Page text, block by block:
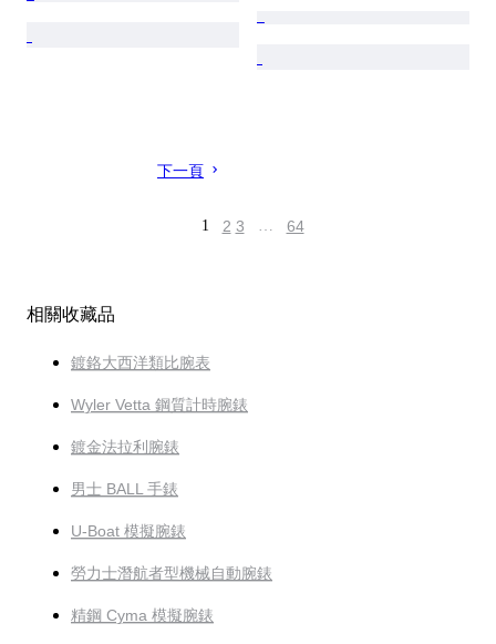
下一頁
1 2 3 … 64
相關收藏品
鍍鉻大西洋類比腕表
Wyler Vetta 鋼質計時腕錶
鍍金法拉利腕錶
男士 BALL 手錶
U-Boat 模擬腕錶
勞力士潛航者型機械自動腕錶
精鋼 Cyma 模擬腕錶